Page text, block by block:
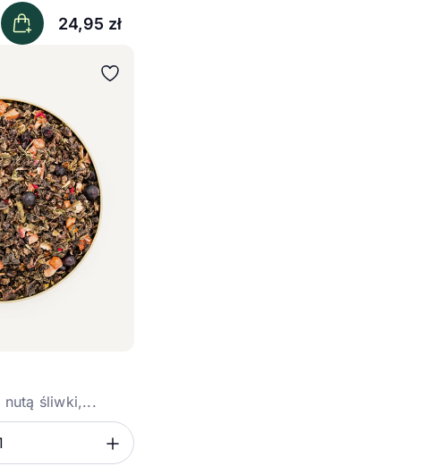
24,95 zł
śliwki,...
Zwiększ ilość